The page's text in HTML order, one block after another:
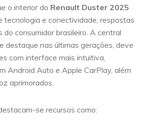
o interior do Renault Duster 2025
tecnologia e conectividade, respostas
do consumidor brasileiro. A central
destaque nas últimas gerações, deve
com interface mais intuitiva,
Android Auto e Apple CarPlay, além
aprimorados.
se recursos como: